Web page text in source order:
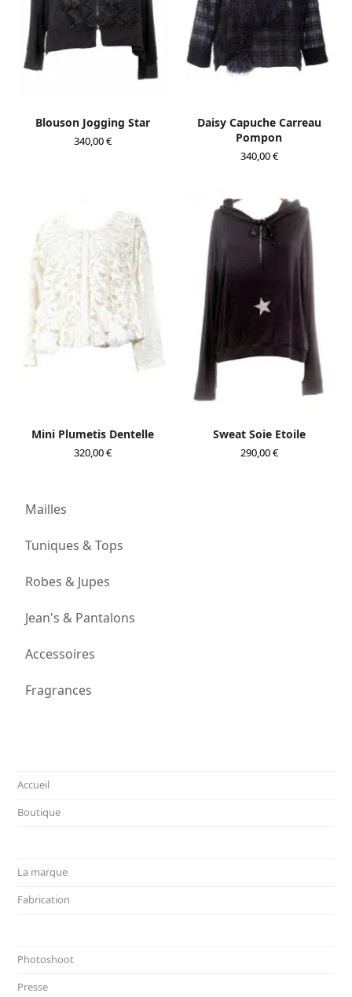
Blouson Jogging Star
340,00€
Daisy Capuche Carreau
Pompon
340,00€
Mini Plumetis Dentelle
320,00€
Sweat Soie Etoile
290,00€
Mailles
Tuniques & Tops
Robes & Jupes
Jean's & Pantalons
Accessoires
Fragrances
Accueil
Boutique
La marque
Fabrication
Photoshoot
Presse